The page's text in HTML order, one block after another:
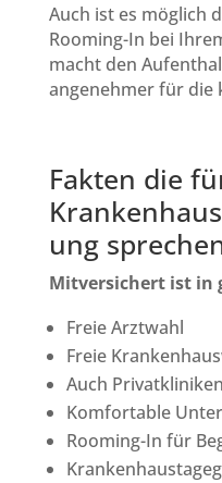
Auch ist es möglich
Rooming-In bei
macht den
angenehmer für die
Fakten die
ung
Mitversichert ist in
Freie Arztwahl
Freie
Auch
Komfortable
Rooming-In für